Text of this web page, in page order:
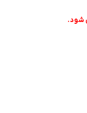
شود.